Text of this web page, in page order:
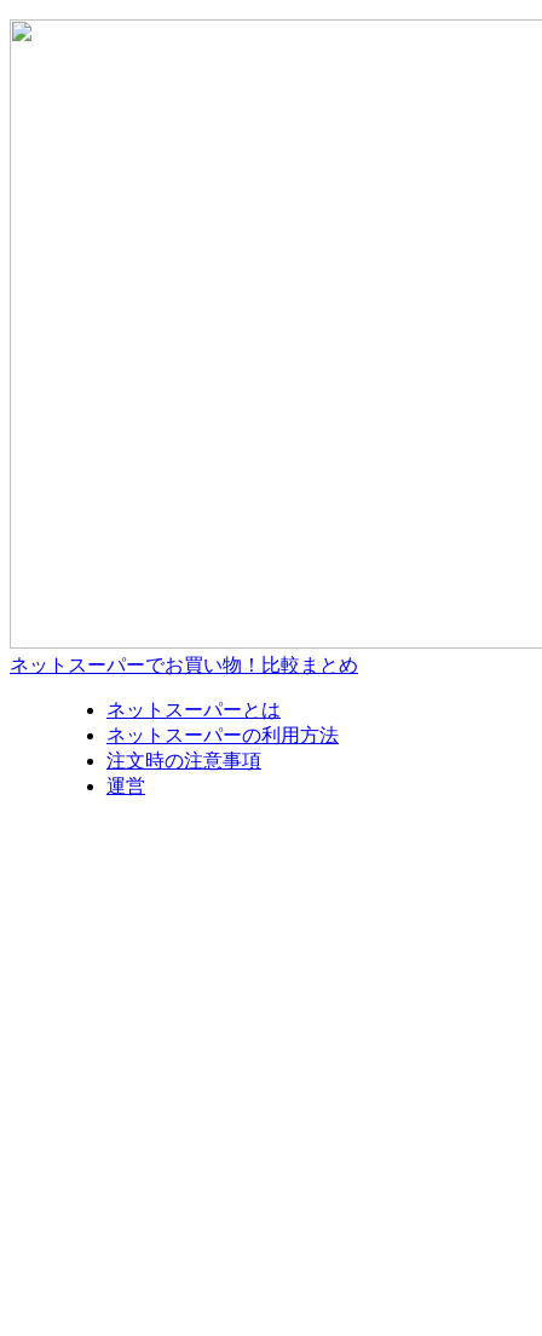
ネットスーパーでお買い物！比較まとめ
ネットスーパーとは
ネットスーパーの利用方法
注文時の注意事項
運営